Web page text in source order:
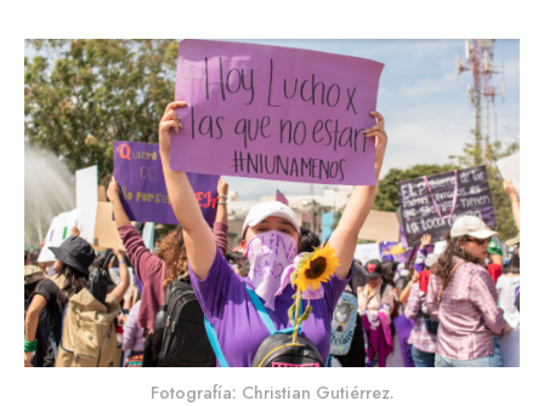
Fotografía: Christian Gutiérrez.